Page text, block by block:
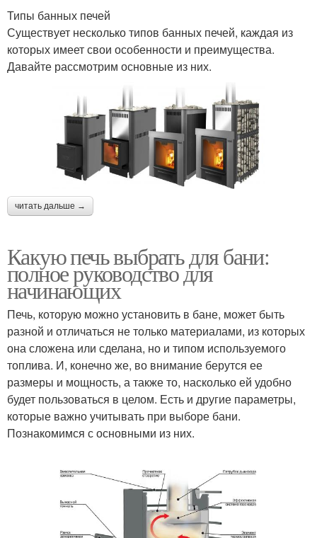
Типы банных печей
Существует несколько типов банных печей, каждая из
которых имеет свои особенности и преимущества.
Давайте рассмотрим основные из них.
читать дальше →
Какую печь выбрать для бани:
полное руководство для
начинающих
Печь, которую можно установить в бане, может быть
разной и отличаться не только материалами, из которых
она сложена или сделана, но и типом используемого
топлива. И, конечно же, во внимание берутся ее
размеры и мощность, а также то, насколько ей удобно
будет пользоваться в целом. Есть и другие параметры,
которые важно учитывать при выборе бани.
Познакомимся с основными из них.